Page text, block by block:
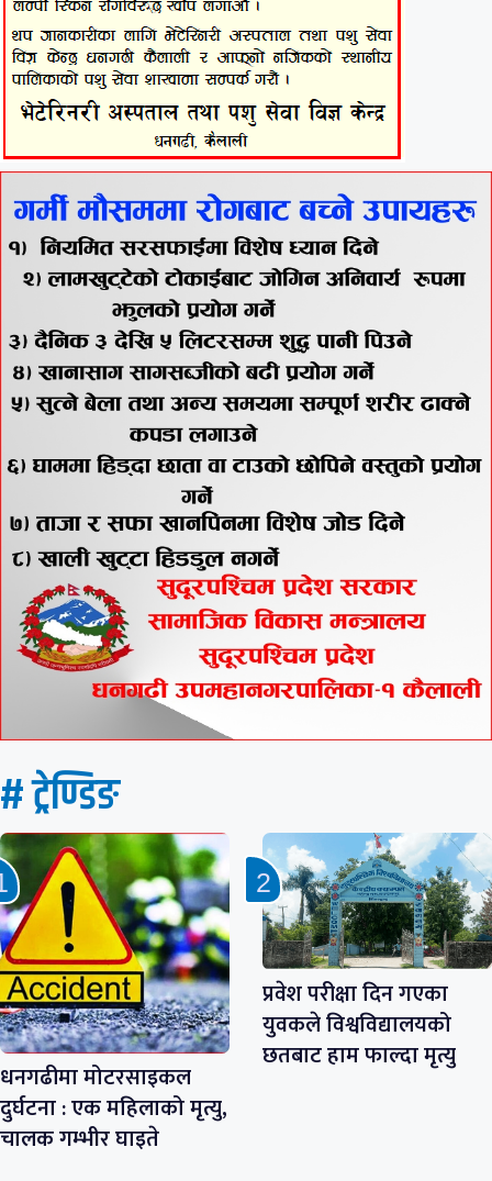
# ट्रेण्डिङ
धनगढीमा मोटरसाइकल
दुर्घटना : एक महिलाको मृत्यु,
चालक गम्भीर घाइते
प्रवेश परीक्षा दिन गएका
युवकले विश्वविद्यालयको
छतबाट हाम फाल्दा मृत्यु